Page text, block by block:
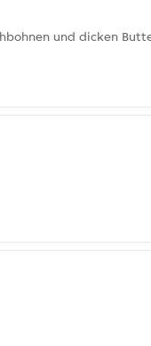
und dicken